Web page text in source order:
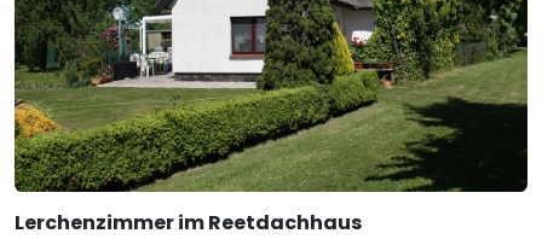
Lerchenzimmer im Reetdachhaus